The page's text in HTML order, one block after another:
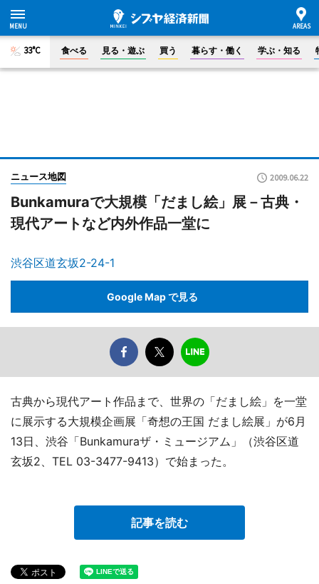
33°C 食べる 見る・遊ぶ 買う 暮らす・働く 学ぶ・知る
ニュース地図 2009.06.22
Bunkamuraで大規模「だまし絵」展－古典・
現代アートなど内外作品一堂に
渋谷区道玄坂2-24-1
Google Map で見る
古典から現代アート作品まで、世界の「だまし絵」を一堂
に展示する大規模企画展「奇想の王国 だまし絵展」が6月
13日、渋谷「Bunkamuraザ・ミュージアム」（渋谷区道
玄坂2、TEL 03-3477-9413）で始まった。
記事を読む